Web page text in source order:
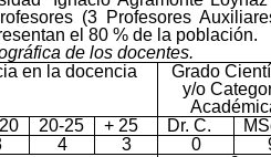
(3 Profesores
el 80 % de la población.
de los docentes.
en la docencia
Grado
y/o
20-25 + 25 Dr. C.
4 3 0